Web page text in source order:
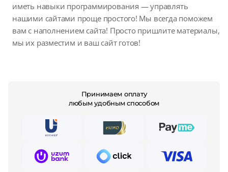
иметь навыки программирования — управлять
нашими сайтами проще простого! Мы всегда поможем
вам с наполнением сайта! Просто пришлите материалы,
мы их разместим и ваш сайт готов!
Принимаем оплату
любым удобным способом